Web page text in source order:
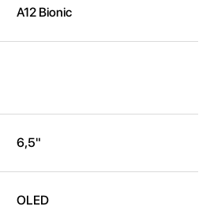
A12 Bionic
6,5"
OLED